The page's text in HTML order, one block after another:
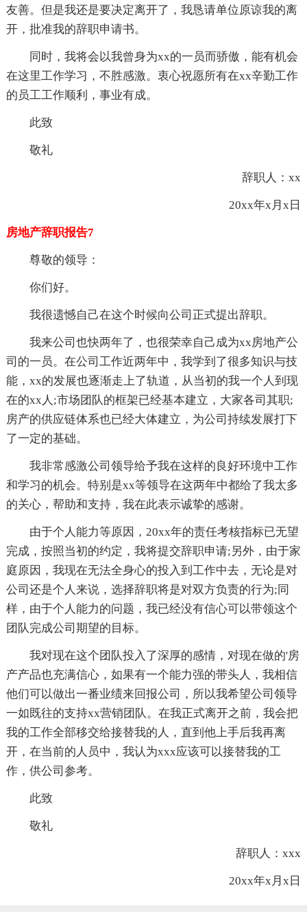
友善。但是我还是要决定离开了，我恳请单位原谅我的离
开，批准我的辞职申请书。
同时，我将会以我曾身为xx的一员而骄傲，能有机会
在这里工作学习，不胜感激。衷心祝愿所有在xx辛勤工作
的员工工作顺利，事业有成。
此致
敬礼
辞职人：xx
20xx年x月x日
房地产辞职报告7
尊敬的领导：
你们好。
我很遗憾自己在这个时候向公司正式提出辞职。
我来公司也快两年了，也很荣幸自己成为xx房地产公
司的一员。在公司工作近两年中，我学到了很多知识与技
能，xx的发展也逐渐走上了轨道，从当初的我一个人到现
在的xx人;市场团队的框架已经基本建立，大家各司其职;
房产的供应链体系也已经大体建立，为公司持续发展打下
了一定的基础。
我非常感激公司领导给予我在这样的良好环境中工作
和学习的机会。特别是xx等领导在这两年中都给了我太多
的关心，帮助和支持，我在此表示诚挚的感谢。
由于个人能力等原因，20xx年的责任考核指标已无望
完成，按照当初的约定，我将提交辞职申请;另外，由于家
庭原因，我现在无法全身心的投入到工作中去，无论是对
公司还是个人来说，选择辞职将是对双方负责的行为;同
样，由于个人能力的问题，我已经没有信心可以带领这个
团队完成公司期望的目标。
我对现在这个团队投入了深厚的感情，对现在做的'房
产产品也充满信心，如果有一个能力强的带头人，我相信
他们可以做出一番业绩来回报公司，所以我希望公司领导
一如既往的支持xx营销团队。在我正式离开之前，我会把
我的工作全部移交给接替我的人，直到他上手后我再离
开，在当前的人员中，我认为xxx应该可以接替我的工
作，供公司参考。
此致
敬礼
辞职人：xxx
20xx年x月x日